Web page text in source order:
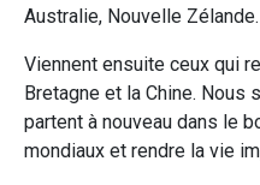
Australie, Nouvelle
Viennent ensuite ceux qui
Bretagne et la Chine. Nous
partent à nouveau dans le
mondiaux et rendre la vie